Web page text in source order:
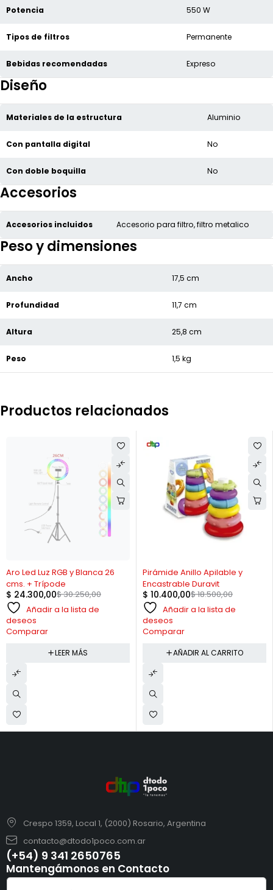
Potencia 550 W
Tipos de filtros Permanente
Bebidas recomendadas Expreso
Diseño
Materiales de la estructura Aluminio
Con pantalla digital No
Con doble boquilla No
Accesorios
Accesorios incluidos Accesorio para filtro, filtro metalico
Peso y dimensiones
Ancho 17,5 cm
Profundidad 11,7 cm
Altura 25,8 cm
Peso 1,5 kg
Productos relacionados
Aro Led Luz RGB y Blanca 26
cms. + Trípode
$30.250,00
$ 24.300,00
Añadir a la lista de
deseos
Comparar
LEER MÁS
-44%
Pirámide Anillo Apilable y
Encastrable Duravit
$18.500,00
$ 10.400,00
Añadir a la lista de
deseos
Comparar
AÑADIR AL CARRITO
Crespo 1359, Local 1, (2000) Rosario, Argentina
contacto@dtodo1poco.com.ar
(+54) 9 341 2650765
Mantengámonos en Contacto
e
lC